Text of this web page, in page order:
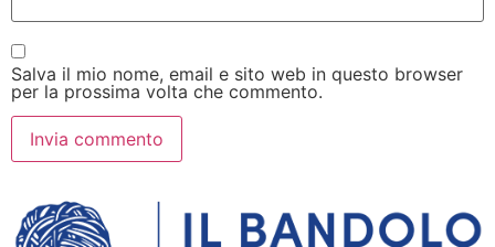
Salva il mio nome, email e sito web in questo browser
per la prossima volta che commento.